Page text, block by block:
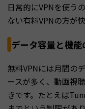
日常的にVPNを使う
ない有料VPNの方が
データ容量と機能
無料VPNには月間の
ースが多く、動画視
きです。たとえば